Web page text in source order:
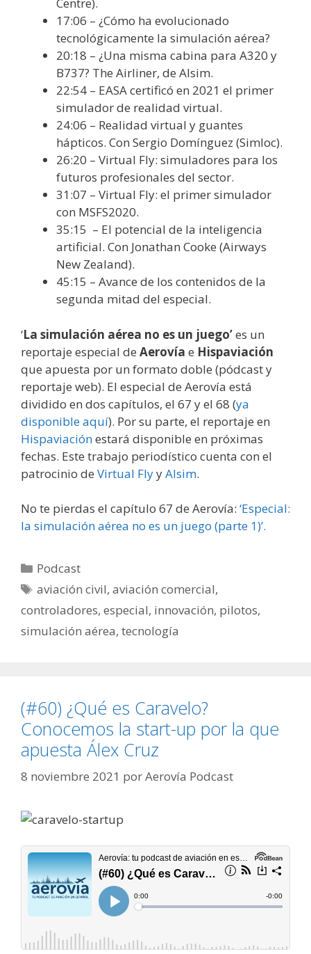
Centre).
17:06 – ¿Cómo ha evolucionado
tecnológicamente la simulación aérea?
20:18 – ¿Una misma cabina para A320 y
B737? The Airliner, de Alsim.
22:54 – EASA certificó en 2021 el primer
simulador de realidad virtual.
24:06 – Realidad virtual y guantes
hápticos. Con Sergio Domínguez (Simloc).
26:20 – Virtual Fly: simuladores para los
futuros profesionales del sector.
31:07 – Virtual Fly: el primer simulador
con MSFS2020.
35:15 – El potencial de la inteligencia
artificial. Con Jonathan Cooke (Airways
New Zealand).
45:15 – Avance de los contenidos de la
segunda mitad del especial.
‘La simulación aérea no es un juego’es un
reportaje especial de Aerovía e Hispaviación
que apuesta por un formato doble (pódcast y
reportaje web). El especial de Aerovía está
dividido en dos capítulos, el 67 y el 68 (ya
disponible aquí). Por su parte, el reportaje en
Hispaviaciónestará disponible en próximas
fechas. Este trabajo periodístico cuenta con el
patrocinio de Virtual FlyyAlsim.
No te pierdas el capítulo 67 de Aerovía: ‘Especial:
la simulación aérea no es un juego (parte 1)’.
Categorías
Podcast
Etiquetas
aviación civil,aviación comercial,
controladores, especial, innovación, pilotos,
simulación aérea, tecnología
(#60) ¿Qué es Caravelo?
Conocemos la start-up por la que
apuesta Álex Cruz
8 noviembre 2021 porAerovía Podcast